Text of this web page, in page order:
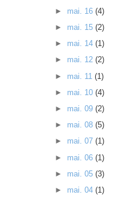
► mai. 16 (4)
► mai. 15 (2)
► mai. 14 (1)
► mai. 12 (2)
► mai. 11 (1)
► mai. 10 (4)
► mai. 09 (2)
► mai. 08 (5)
► mai. 07 (1)
► mai. 06 (1)
► mai. 05 (3)
► mai. 04 (1)